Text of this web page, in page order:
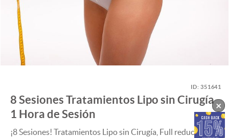
ID:351641
8 Sesiones Tratamientos Lipo sin Cirugía
1 Hora de Sesión
¡8 Sesiones! Tratamientos Lipo sin Cirugía, Full reductivo
×